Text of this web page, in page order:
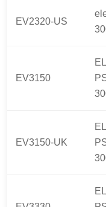
EV2320-US
EV3150
EV3150-UK